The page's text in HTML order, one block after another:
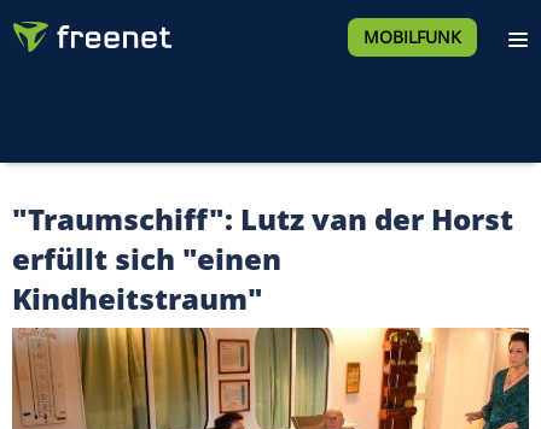
MOBILFUNK
"Traumschiff": Lutz van der Horst
erfüllt sich "einen
Kindheitstraum"